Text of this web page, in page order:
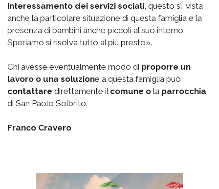
interessamento dei servizi sociali , questo sì, vista
anche la particolare situazione di questa famiglia e la
presenza di bambini anche piccoli al suo interno.
Speriamo si risolva tutto al più presto».
Chi avesse eventualmente modo di proporre un
lavoro o una soluzione a questa famiglia può
contattare direttamente il comune o la parrocchia
di San Paolo Solbrito.
Franco Cravero